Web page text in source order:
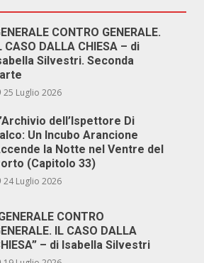
CONTRO GENERALE.
CASO DALLA CHIESA – di
Silvestri. Seconda
25 Luglio 2026
dell’Ispettore Di
Un Incubo Arancione
la Notte nel Ventre del
(Capitolo 33)
24 Luglio 2026
CONTRO
IL CASO DALLA
– di Isabella Silvestri